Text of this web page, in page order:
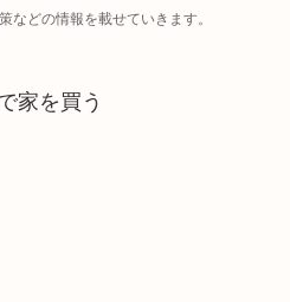
などの情報を載せていきます。
家を買う